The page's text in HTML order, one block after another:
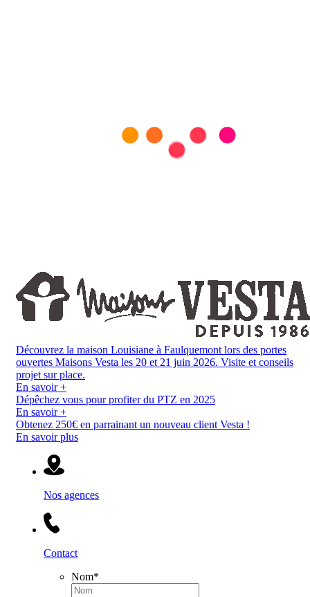
Découvrez la maison Louisiane à Faulquemont lors des portes
ouvertes Maisons Vesta les 20 et 21 juin 2026. Visite et conseils
projet sur place.
En savoir +
Dépêchez vous pour profiter du PTZ en 2025
En savoir +
Obtenez 250€ en parrainant un nouveau client Vesta !
En savoir plus
Nos agences
Contact
Nom*